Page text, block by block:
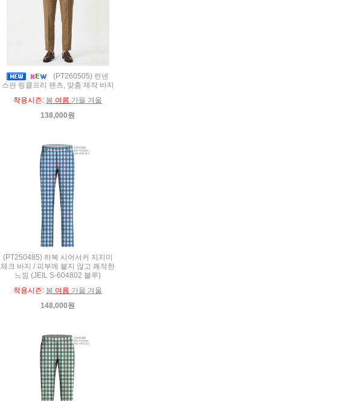
(PT260505) 린넨
스판 링클프리 팬츠, 맞춤 제작 바지
착용시즌: 봄 여름 가을 겨울
138,000원
(PT250485) 하복 시어서커 지지미
체크 바지 / 피부에 붙지 않고 쾌적한
느낌 (JEIL S-604802 블루)
착용시즌: 봄 여름 가을 겨울
148,000원